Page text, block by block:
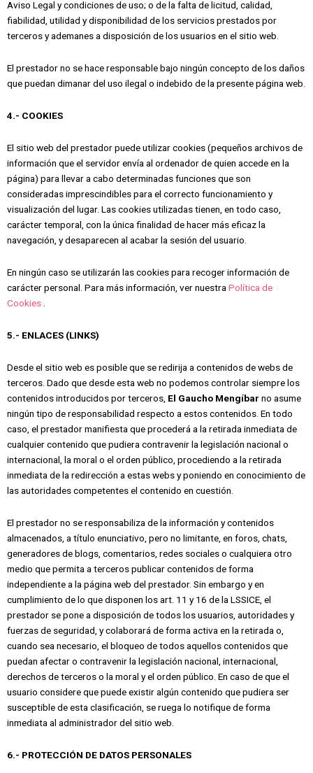
Aviso Legal y condiciones de uso; o de la falta de licitud, calidad,
fiabilidad, utilidad y disponibilidad de los servicios prestados por
terceros y ademanes a disposición de los usuarios en el sitio web.
El prestador no se hace responsable bajo ningún concepto de los daños
que puedan dimanar del uso ilegal o indebido de la presente página web.
4.- COOKIES
El sitio web del prestador puede utilizar cookies (pequeños archivos de
información que el servidor envía al ordenador de quien accede en la
página) para llevar a cabo determinadas funciones que son
consideradas imprescindibles para el correcto funcionamiento y
visualización del lugar. Las cookies utilizadas tienen, en todo caso,
carácter temporal, con la única finalidad de hacer más eficaz la
navegación, y desaparecen al acabar la sesión del usuario.
En ningún caso se utilizarán las cookies para recoger información de
carácter personal. Para más información, ver nuestra Política de
Cookies
5.- ENLACES (LINKS)
Desde el sitio web es posible que se redirija a contenidos de webs de
terceros. Dado que desde esta web no podemos controlar siempre los
contenidos introducidos por terceros, El Gaucho Mengíbar no asume
ningún tipo de responsabilidad respecto a estos contenidos. En todo
caso, el prestador manifiesta que procederá a la retirada inmediata de
cualquier contenido que pudiera contravenir la legislación nacional o
internacional, la moral o el orden público, procediendo a la retirada
inmediata de la redirección a estas webs y poniendo en conocimiento de
las autoridades competentes el contenido en cuestión.
El prestador no se responsabiliza de la información y contenidos
almacenados, a título enunciativo, pero no limitante, en foros, chats,
generadores de blogs, comentarios, redes sociales o cualquiera otro
medio que permita a terceros publicar contenidos de forma
independiente a la página web del prestador. Sin embargo y en
cumplimiento de lo que disponen los art. 11 y 16 de la LSSICE, el
prestador se pone a disposición de todos los usuarios, autoridades y
fuerzas de seguridad, y colaborará de forma activa en la retirada o,
cuando sea necesario, el bloqueo de todos aquellos contenidos que
puedan afectar o contravenir la legislación nacional, internacional,
derechos de terceros o la moral y el orden público. En caso de que el
usuario considere que puede existir algún contenido que pudiera ser
susceptible de esta clasificación, se ruega lo notifique de forma
inmediata al administrador del sitio web.
6.- PROTECCIÓN DE DATOS PERSONALES